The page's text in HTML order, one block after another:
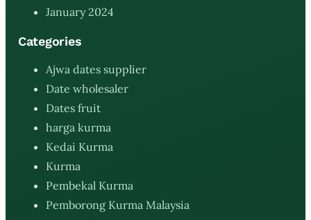
January 2024
Categories
Ajwa dates supplier
Date wholesaler
Dates fruit
harga kurma
Kedai Kurma
Kurma
Pembekal Kurma
Pemborong Kurma Malaysia